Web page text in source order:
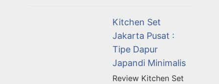
Kitchen Set
Jakarta Pusat :
Tipe Dapur
Japandi Minimalis
Review Kitchen Set